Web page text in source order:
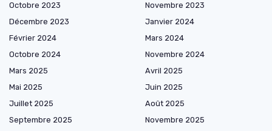
Octobre 2023
Novembre 2023
Décembre 2023
Janvier 2024
Février 2024
Mars 2024
Octobre 2024
Novembre 2024
Mars 2025
Avril 2025
Mai 2025
Juin 2025
Juillet 2025
Août 2025
Septembre 2025
Novembre 2025